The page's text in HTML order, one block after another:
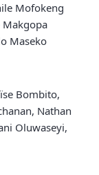
Mofokeng
Maseko
Bombito,
Nathan
Oluwaseyi,